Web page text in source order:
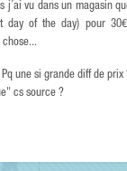
j´ai vu dans un magasin
day of the day) pour
une si grande diff de prix
cs source ?